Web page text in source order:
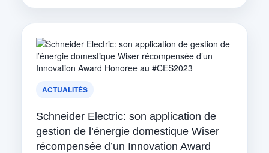
ACTUALITÉS
Schneider Electric: son application de
gestion de l’énergie domestique Wiser
récompensée d’un Innovation Award